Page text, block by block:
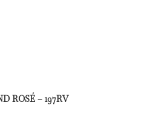
ROSÉ – 197RV